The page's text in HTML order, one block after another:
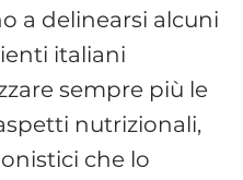
a delinearsi alcuni
italiani
sempre più le
nutrizionali,
che lo